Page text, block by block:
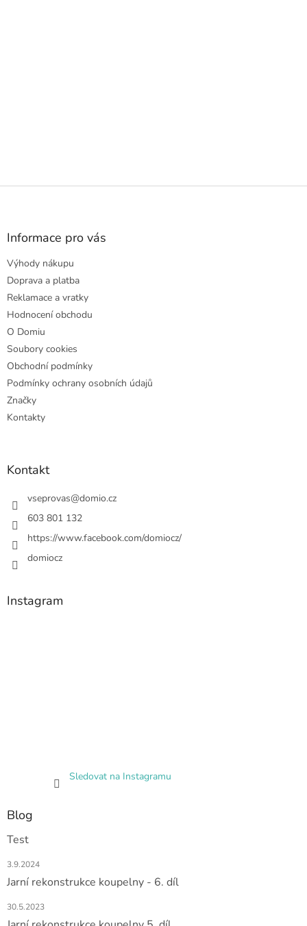
Z
Informace pro vás
Výhody nákupu
Doprava a platba
Reklamace a vratky
Hodnocení obchodu
O Domiu
Soubory cookies
Obchodní podmínky
Podmínky ochrany osobních údajů
Značky
Kontakty
Kontakt
vseprovas@domio.cz
603 801 132
https://www.facebook.com/domiocz/
domiocz
Instagram
Sledovat na Instagramu
Blog
Test
3.9.2024
Jarní rekonstrukce koupelny - 6. díl
30.5.2023